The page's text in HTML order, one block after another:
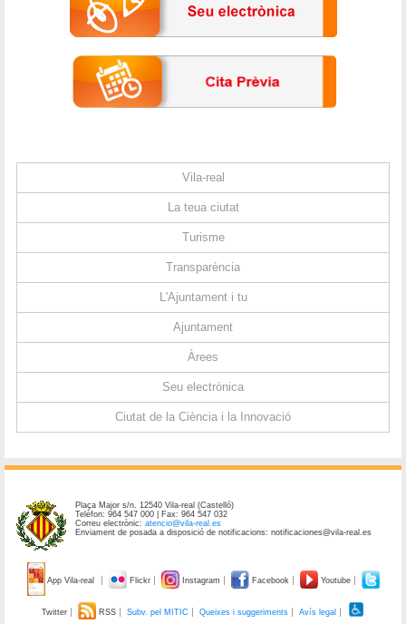
Vila-real
La teua ciutat
Turisme
Transparència
L'Ajuntament i tu
Ajuntament
Àrees
Seu electrònica
Ciutat de la Ciència i la Innovació
Plaça Major s/n. 12540 Vila-real (Castelló)
Telèfon: 964 547 000 | Fax: 964 547 032
Correu electrònic:atencio@vila-real.es
Enviament de posada a disposició de notificacions: notificaciones@vila-real.es
App Vila-real Flickr Instagram Facebook Youtube
Twitter RSS Subv. pel MITIC Queixes i suggeriments Avís legal